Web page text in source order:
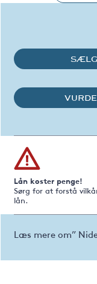
Lån koster penge!
Sørg for at forstå
lån.
Læs mere om”